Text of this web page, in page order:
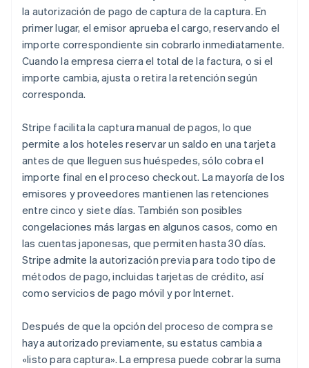
la autorización de pago de captura de la captura. En
primer lugar, el emisor aprueba el cargo, reservando el
importe correspondiente sin cobrarlo inmediatamente.
Cuando la empresa cierra el total de la factura, o si el
importe cambia, ajusta o retira la retención según
corresponda.
Stripe facilita la captura manual de pagos, lo que
permite a los hoteles reservar un saldo en una tarjeta
antes de que lleguen sus huéspedes, sólo cobra el
importe final en el proceso checkout. La mayoría de los
emisores y proveedores mantienen las retenciones
entre cinco y siete días. También son posibles
congelaciones más largas en algunos casos, como en
las cuentas japonesas, que permiten hasta 30 días.
Stripe admite la autorización previa para todo tipo de
métodos de pago, incluidas tarjetas de crédito, así
como servicios de pago móvil y por Internet.
Después de que la opción del proceso de compra se
haya autorizado previamente, su estatus cambia a
«listo para captura». La empresa puede cobrar la suma